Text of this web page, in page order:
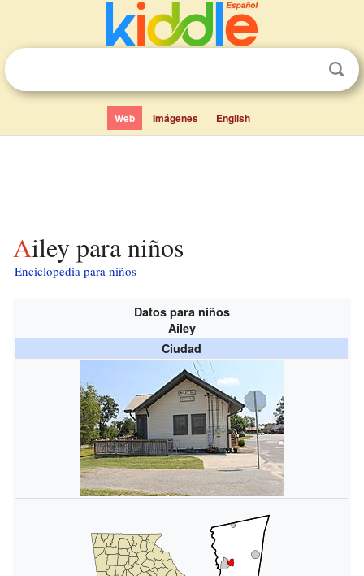
Web Imágenes English
Ailey para niños
Enciclopedia para niños
Datos para niños
Ailey
Ciudad